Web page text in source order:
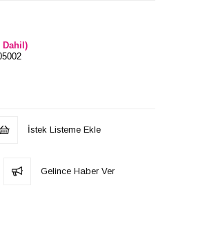
Dahil)
İstek Listeme Ekle
Gelince Haber Ver